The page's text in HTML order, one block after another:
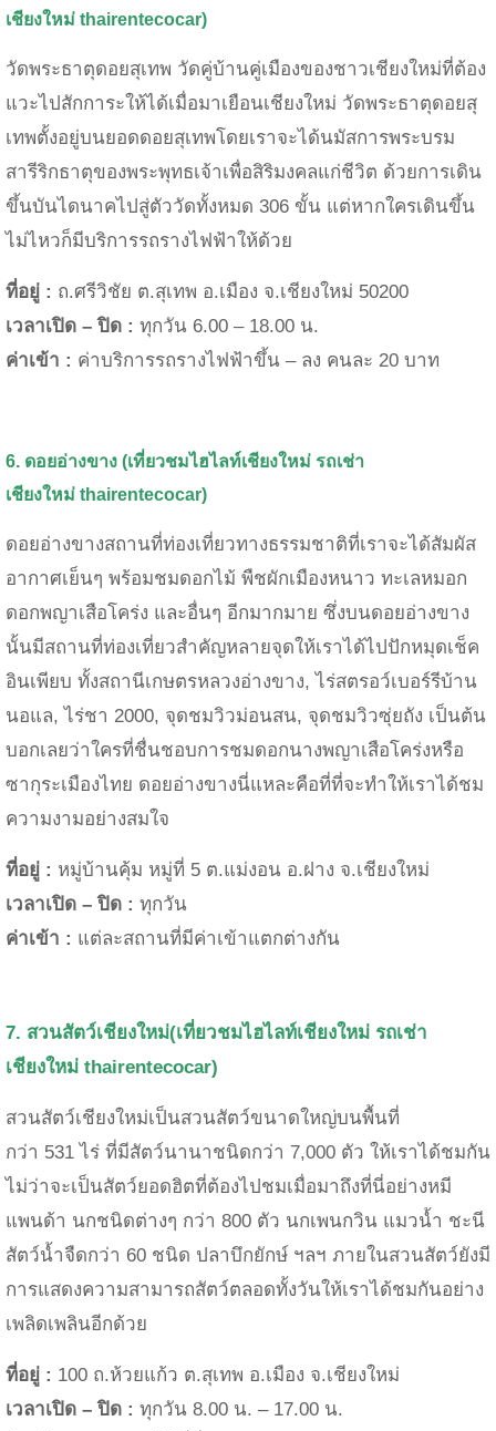
เชียงใหม่thairentecocar)
วัดพระธาตุดอยสุเทพ วัดคู่บ้านคู่เมืองของชาวเชียงใหม่ที่ต้อง
แวะไปสักการะให้ได้เมื่อมาเยือนเชียงใหม่ วัดพระธาตุดอยสุ
เทพตั้งอยู่บนยอดดอยสุเทพโดยเราจะได้นมัสการพระบรม
สารีริกธาตุของพระพุทธเจ้าเพื่อสิริมงคลแก่ชีวิต ด้วยการเดิน
ขึ้นบันไดนาคไปสู่ตัววัดทั้งหมด 306 ขั้น แต่หากใครเดินขึ้น
ไม่ไหวก็มีบริการรถรางไฟฟ้าให้ด้วย
ที่อยู่ : ถ.ศรีวิชัย ต.สุเทพ อ.เมือง จ.เชียงใหม่ 50200
เวลาเปิด – ปิด : ทุกวัน 6.00 – 18.00 น.
ค่าเข้า : ค่าบริการรถรางไฟฟ้าขึ้น – ลง คนละ 20 บาท
6. ดอยอ่างขาง (เที่ยวชมไฮไลท์เชียงใหม่ รถเช่า
เชียงใหม่thairentecocar)
ดอยอ่างขางสถานที่ท่องเที่ยวทางธรรมชาติที่เราจะได้สัมผัส
อากาศเย็นๆ พร้อมชมดอกไม้ พืชผักเมืองหนาว ทะเลหมอก
ดอกพญาเสือโคร่ง และอื่นๆ อีกมากมาย ซึ่งบนดอยอ่างขาง
นั้นมีสถานที่ท่องเที่ยวสำคัญหลายจุดให้เราได้ไปปักหมุดเช็ค
อินเพียบ ทั้งสถานีเกษตรหลวงอ่างขาง, ไร่สตรอว์เบอร์รีบ้าน
นอแล, ไร่ชา 2000, จุดชมวิวม่อนสน, จุดชมวิวซุ่ยถัง เป็นต้น
บอกเลยว่าใครที่ชื่นชอบการชมดอกนางพญาเสือโคร่งหรือ
ซากุระเมืองไทย ดอยอ่างขางนี่แหละคือที่ที่จะทำให้เราได้ชม
ความงามอย่างสมใจ
ที่อยู่ : หมู่บ้านคุ้ม หมู่ที่ 5 ต.แม่งอน อ.ฝาง จ.เชียงใหม่
เวลาเปิด – ปิด : ทุกวัน
ค่าเข้า : แต่ละสถานที่มีค่าเข้าแตกต่างกัน
7. สวนสัตว์เชียงใหม่(เที่ยวชมไฮไลท์เชียงใหม่ รถเช่า
เชียงใหม่thairentecocar)
สวนสัตว์เชียงใหม่เป็นสวนสัตว์ขนาดใหญ่บนพื้นที่
กว่า 531ไร่ ที่มีสัตว์นานาชนิดกว่า 7,000 ตัว ให้เราได้ชมกัน
ไม่ว่าจะเป็นสัตว์ยอดฮิตที่ต้องไปชมเมื่อมาถึงที่นี่อย่างหมี
แพนด้า นกชนิดต่างๆ กว่า 800 ตัว นกเพนกวิน แมวนํ้า ชะนี
สัตว์น้ำจืดกว่า 60 ชนิด ปลาบึกยักษ์ฯลฯ ภายในสวนสัตว์ยังมี
การแสดงความสามารถสัตว์ตลอดทั้งวันให้เราได้ชมกันอย่าง
เพลิดเพลินอีกด้วย
ที่อยู่ : 100 ถ.ห้วยแก้ว ต.สุเทพ อ.เมือง จ.เชียงใหม่
เวลาเปิด – ปิด : ทุกวัน 8.00 น. – 17.00 น.